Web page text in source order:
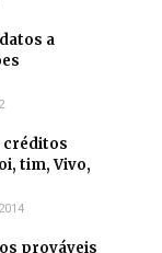
a
créditos
tim, Vivo,
prováveis